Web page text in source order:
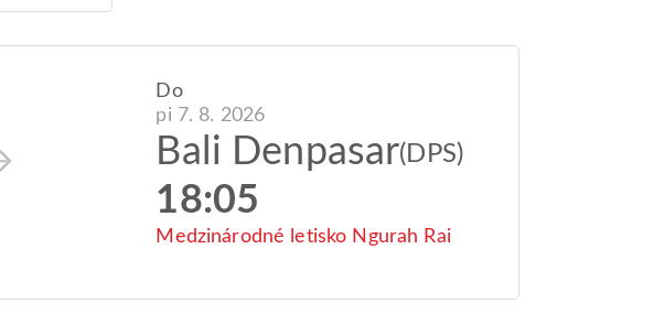
Do
pi 7. 8. 2026
Bali Denpasar(DPS)
18:05
Medzinárodné letisko Ngurah Rai